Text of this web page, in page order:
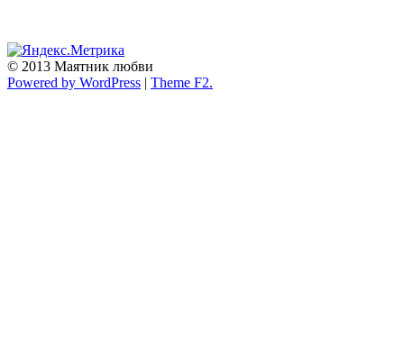
© 2013 Маятник любви
Powered by WordPress | Theme F2.